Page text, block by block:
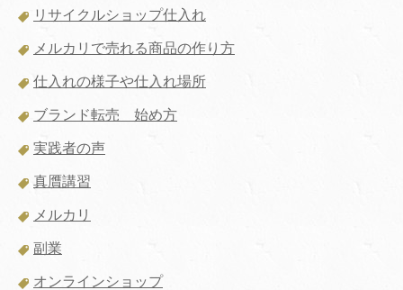
リサイクルショップ仕入れ
メルカリで売れる商品の作り方
仕入れの様子や仕入れ場所
ブランド転売 始め方
実践者の声
真贋講習
メルカリ
副業
オンラインショップ